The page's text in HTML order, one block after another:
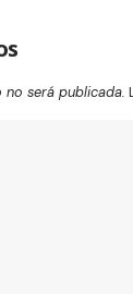
será publicada.